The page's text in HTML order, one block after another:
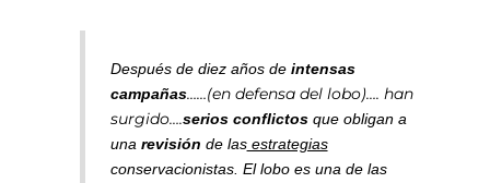
Después de diez años deintensas
campañas……(en defensa del lobo)…. han
surgido….serios conflictosque obligan a
una revisión de lasestrategias
conservacionistas. El lobo es una de las